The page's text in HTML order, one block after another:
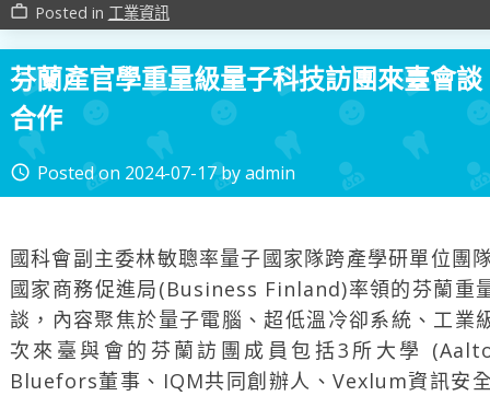
work_outline Posted in 工業資訊
芬蘭產官學重量級量子科技訪團來臺會
合作
access_time Posted on 2024-07-17byadmin
國科會副主委林敏聰率量子國家隊跨產學研單位團
國家商務促進局(Business Finland)率領的芬蘭重
談，內容聚焦於量子電腦、超低溫冷卻系統、工業
次來臺與會的芬蘭訪團成員包括3所大學
Bluefors董事、IQM共同創辦人、Vexlum資訊安